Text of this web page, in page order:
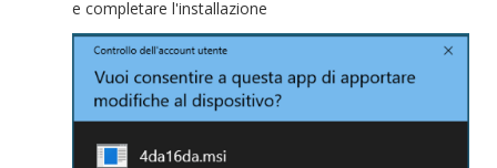
e completare l'installazione